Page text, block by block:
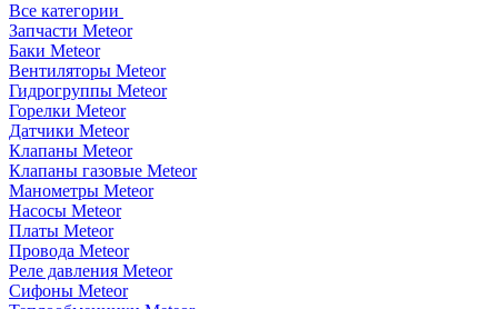
Все категории
Запчасти Meteor
Баки Meteor
Вентиляторы Meteor
Гидрогруппы Meteor
Горелки Meteor
Датчики Meteor
Клапаны Meteor
Клапаны газовые Meteor
Манометры Meteor
Насосы Meteor
Платы Meteor
Провода Meteor
Реле давления Meteor
Сифоны Meteor